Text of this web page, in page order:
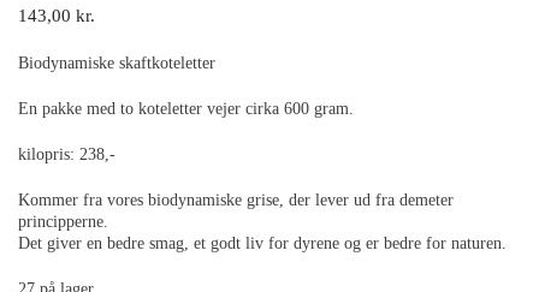
143,00 kr.
Biodynamiske skaftkoteletter
En pakke med to koteletter vejer cirka 600 gram.
kilopris: 238,-
Kommer fra vores biodynamiske grise, der lever ud fra demeter
principperne.
Det giver en bedre smag, et godt liv for dyrene og er bedre for naturen.